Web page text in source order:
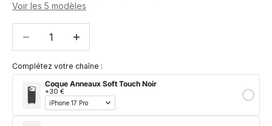
Voir les 5 modèles
Complétez votre chaîne :
Coque Anneaux Soft Touch Noir
+30 €